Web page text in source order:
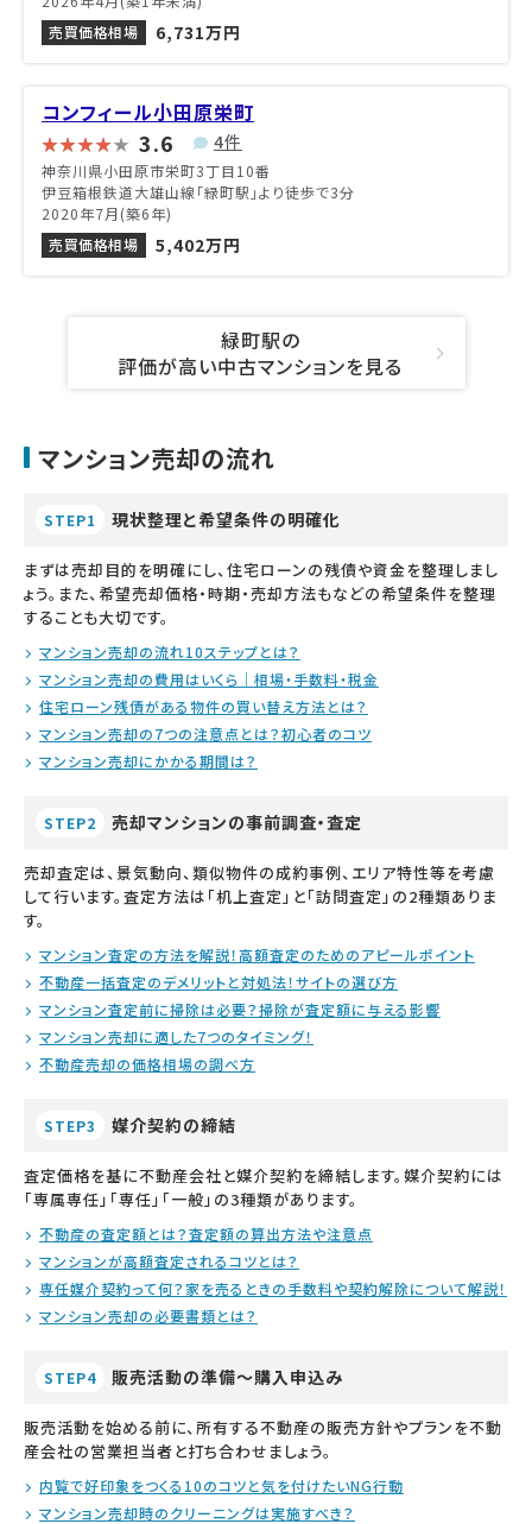
売買価格相場
6,731万円
コンフィール小田原栄町
3.6 4件
神奈川県小田原市栄町3丁目10番
伊豆箱根鉄道大雄山線「緑町駅」より徒歩で3分
2020年7月(築6年)
売買価格相場
5,402万円
緑町駅の
評価が高い中古マンションを見る
マンション売却の流れ
STEP1 現状整理と希望条件の明確化
まずは売却目的を明確にし、住宅ローンの残債や資金を整理しまし
ょう。また、希望売却価格・時期・売却方法もなどの希望条件を整理
することも大切です。
マンション売却の流れ10ステップとは？
マンション売却の費用はいくら｜相場・手数料・税金
住宅ローン残債がある物件の買い替え方法とは？
マンション売却の7つの注意点とは？初心者のコツ
マンション売却にかかる期間は？
STEP2 売却マンションの事前調査・査定
売却査定は、景気動向、類似物件の成約事例、エリア特性等を考慮
して行います。査定方法は「机上査定」と「訪問査定」の2種類ありま
す。
マンション査定の方法を解説！高額査定のためのアピールポイント
不動産一括査定のデメリットと対処法！サイトの選び方
マンション査定前に掃除は必要？掃除が査定額に与える影響
マンション売却に適した7つのタイミング！
不動産売却の価格相場の調べ方
STEP3 媒介契約の締結
査定価格を基に不動産会社と媒介契約を締結します。媒介契約には
「専属専任」「専任」「一般」の3種類があります。
不動産の査定額とは？査定額の算出方法や注意点
マンションが高額査定されるコツとは？
専任媒介契約って何？家を売るときの手数料や契約解除について解説！
マンション売却の必要書類とは？
STEP4 販売活動の準備～購入申込み
販売活動を始める前に、所有する不動産の販売方針やプランを不動
産会社の営業担当者と打ち合わせましょう。
内覧で好印象をつくる10のコツと気を付けたいNG行動
マンション売却時のクリーニングは実施すべき？